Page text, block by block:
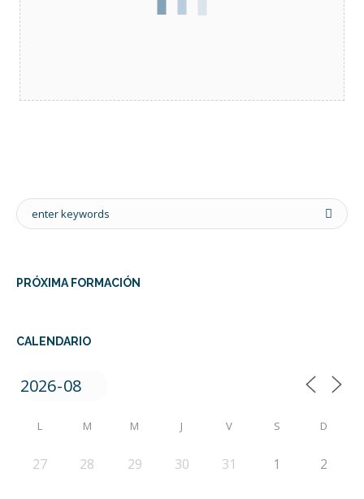
PRÓXIMA FORMACIÓN
CALENDARIO
L M M J V S D
27 28 29 30 31 1 2